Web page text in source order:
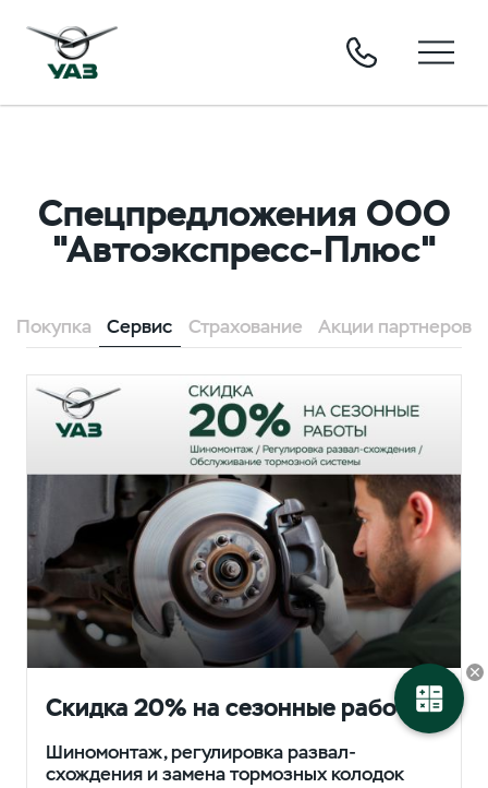
Спецпредложения ООО
"Автоэкспресс-Плюс"
Покупка Сервис Страхование Акции партнеров
Скидка 20% на сезонные работы
Шиномонтаж, регулировка развал-
схождения и замена тормозных колодок